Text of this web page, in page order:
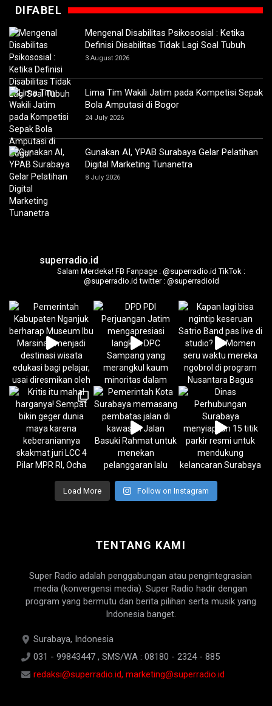
DIFABEL
Mengenal Disabilitas Psikososial : Ketika
Definisi Disabilitas Tidak Lagi Soal Tubuh
3 August 2026
Lima Tim Wakili Jatim pada Kompetisi Sepak
Bola Amputasi di Bogor
24 July 2026
Gunakan AI, YPAB Surabaya Gelar Pelatihan
Digital Marketing Tunanetra
8 July 2026
superradio.id
Salam Merdeka! FB Fanpage : @superradio.id TikTok :
@superradio.id twitter : @superradioid
Load More Follow on Instagram
TENTANG KAMI
Super Radio adalah penggabungan atau pengintegrasian
media (konvergensi media). Super Radio hadir dengan
program yang bermutu dan berita pilihan serta musik yang
Indonesia banget.
Surabaya, Indonesia
031 - 99843447 , SMS/WA : 08180 - 2324 - 885
redaksi@superradio.id, marketing@superradio.id